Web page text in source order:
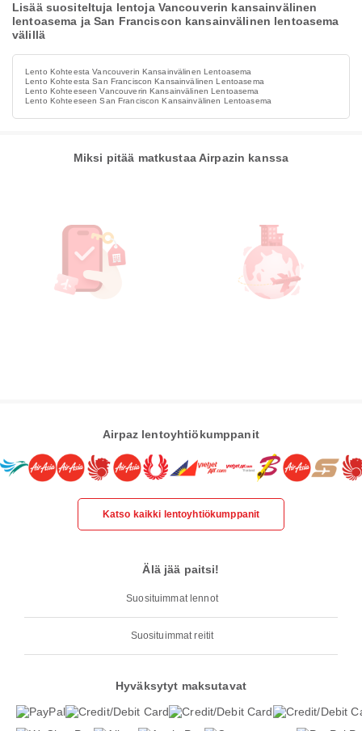
Lisää suositeltuja lentoja Vancouverin kansainvälinen
lentoasema ja San Franciscon kansainvälinen lentoasema
välillä
Lento Kohteesta Vancouverin Kansainvälinen Lentoasema
Lento Kohteesta San Franciscon Kansainvälinen Lentoasema
Lento Kohteeseen Vancouverin Kansainvälinen Lentoasema
Lento Kohteeseen San Franciscon Kansainvälinen Lentoasema
Miksi pitää matkustaa Airpazin kanssa
Airpaz lentoyhtiökumppanit
Katso kaikki lentoyhtiökumppanit
Älä jää paitsi!
Suosituimmat lennot
Suosituimmat reitit
Hyväksytyt maksutavat